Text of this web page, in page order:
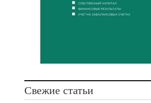
Свежие статьи